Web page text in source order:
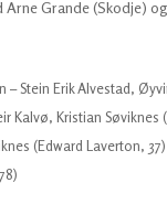
Arne Grande (Skodje)
– Stein Erik Alvestad,
Kalvø, Kristian Søviknes
(Edward Laverton,